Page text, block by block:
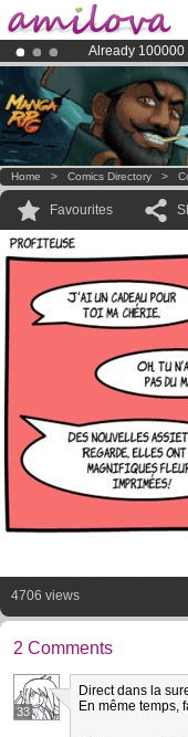
Already 100000
Premium
Amilova
Home > Comics Directory >
Favourites
4706 views
2 Comments
33
Direct dans la
En même temps,